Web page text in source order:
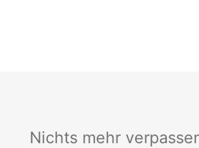
Nichts mehr